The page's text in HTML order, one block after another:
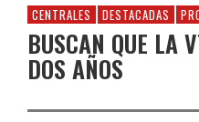
CENTRALES DESTACADAS
BUSCAN QUE LA
DOS AÑOS